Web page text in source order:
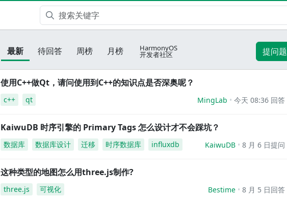
最新 待回答 周榜 月榜 HarmonyOS
开发者社区 提问题
使用C++做Qt，请问使用到C++的知识点是否深奥呢？
c++ qt MingLab 今天 08:36 回答
KaiwuDB 时序引擎的 Primary Tags 怎么设计才不会踩坑？
数据库 数据库设计 迁移 时序数据库 influxdb KaiwuDB 8 月 6 日提问
这种类型的地图怎么用three.js制作?
three.js 可视化 Bestime 8 月 5 日回答